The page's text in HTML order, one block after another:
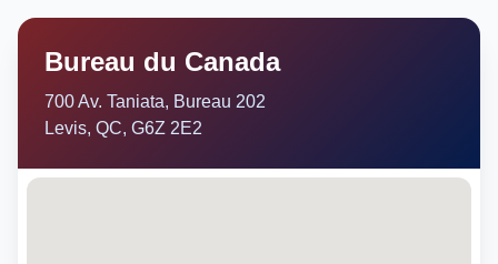
Bureau du Canada
700 Av. Taniata, Bureau 202
Levis, QC, G6Z 2E2